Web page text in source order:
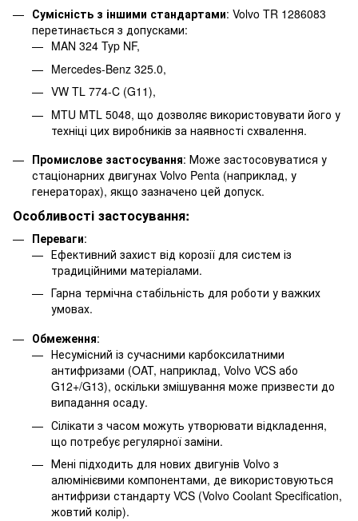
Сумісність з іншими стандартами: Volvo TR 1286083
перетинається з допусками:
MAN 324 Typ NF,
Mercedes-Benz 325.0,
VW TL 774-C (G11),
MTU MTL 5048, що дозволяє використовувати його у
техніці цих виробників за наявності схвалення.
Промислове застосування: Може застосовуватися у
стаціонарних двигунах Volvo Penta (наприклад, у
генераторах), якщо зазначено цей допуск.
Особливості застосування:
Переваги:
Ефективний захист від корозії для систем із
традиційними матеріалами.
Гарна термічна стабільність для роботи у важких
умовах.
Обмеження:
Несумісний із сучасними карбоксилатними
антифризами (OAT, наприклад, Volvo VCS або
G12+/G13), оскільки змішування може призвести до
випадання осаду.
Сілікати з часом можуть утворювати відкладення,
що потребує регулярної заміни.
Мені підходить для нових двигунів Volvo з
алюмінієвими компонентами, де використовуються
антифризи стандарту VCS (Volvo Coolant Specification,
жовтий колір).